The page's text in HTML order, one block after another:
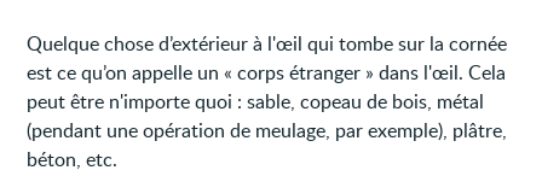
Quelque chose d’extérieur à l'œil qui tombe sur la cornée
est ce qu’on appelle un « corps étranger » dans l'œil. Cela
peut être n'importe quoi : sable, copeau de bois, métal
(pendant une opération de meulage, par exemple), plâtre,
béton, etc.